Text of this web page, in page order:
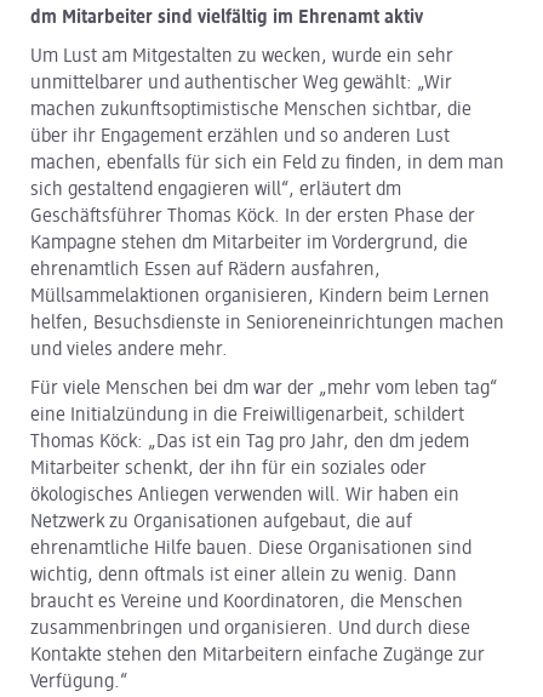
dm Mitarbeiter sind vielfältig im Ehrenamt aktiv
Um Lust am Mitgestalten zu wecken, wurde ein sehr
unmittelbarer und authentischer Weg gewählt: „Wir
machen zukunftsoptimistische Menschen sichtbar, die
über ihr Engagement erzählen und so anderen Lust
machen, ebenfalls für sich ein Feld zu finden, in dem man
sich gestaltend engagieren will“, erläutert dm
Geschäftsführer Thomas Köck. In der ersten Phase der
Kampagne stehen dm Mitarbeiter im Vordergrund, die
ehrenamtlich Essen auf Rädern ausfahren,
Müllsammelaktionen organisieren, Kindern beim Lernen
helfen, Besuchsdienste in Senioreneinrichtungen machen
und vieles andere mehr.
Für viele Menschen bei dm war der „mehr vom leben tag“
eine Initialzündung in die Freiwilligenarbeit, schildert
Thomas Köck: „Das ist ein Tag pro Jahr, den dm jedem
Mitarbeiter schenkt, der ihn für ein soziales oder
ökologisches Anliegen verwenden will. Wir haben ein
Netzwerk zu Organisationen aufgebaut, die auf
ehrenamtliche Hilfe bauen. Diese Organisationen sind
wichtig, denn oftmals ist einer allein zu wenig. Dann
braucht es Vereine und Koordinatoren, die Menschen
zusammenbringen und organisieren. Und durch diese
Kontakte stehen den Mitarbeitern einfache Zugänge zur
Verfügung.“